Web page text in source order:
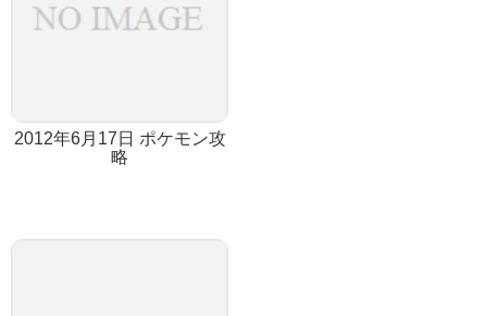
2012年6月17日 ポケモン攻
略